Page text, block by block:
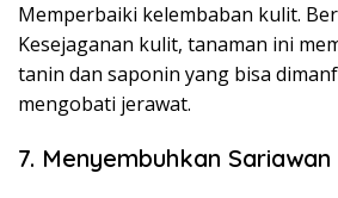
Memperbaiki kelembaban kulit.
Kesejaganan kulit, tanaman ini
tanin dan saponin yang bisa
mengobati jerawat.
7. Menyembuhkan Sariawan